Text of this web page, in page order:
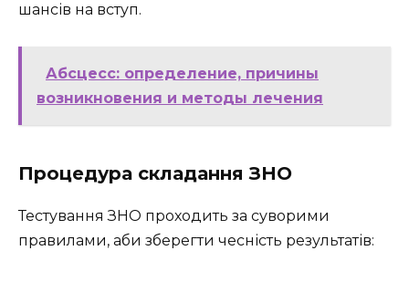
шансів на вступ.
Абсцесс: определение, причины
возникновения и методы лечения
Процедура складання ЗНО
Тестування ЗНО проходить за суворими
правилами, аби зберегти чесність результатів: